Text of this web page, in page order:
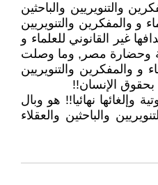
والتنويريين والباحثين
و والمفكرين والتنويريين
غير القانوني للعلماء و
وحضارة مصر, وما وصلت
والمفكرين والتنويريين
بحقوق الإنسان!!
نهائيا!! هو وبال
والباحثين والعقلاء